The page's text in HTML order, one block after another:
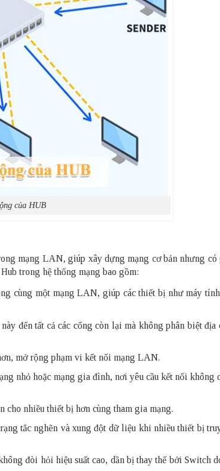
của HUB
mạng LAN, giúp xây dựng mạng cơ bản nhưng
trong hệ thống mạng bao gồm:
cùng một mạng LAN, giúp các thiết bị như máy
đến tất cả các cổng còn lại mà không phân biệt địa
mở rộng phạm vi kết nối mạng LAN.
nhỏ hoặc mạng gia đình, nơi yêu cầu kết nối không
nhiều thiết bị hơn cùng tham gia mạng.
tắc nghẽn và xung đột dữ liệu khi nhiều thiết bị
đòi hỏi hiệu suất cao, dần bị thay thế bởi Switch